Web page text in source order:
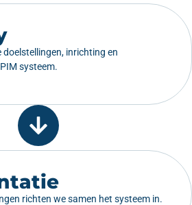
doelstellingen, inrichting en
systeem.
richten we samen het systeem in.